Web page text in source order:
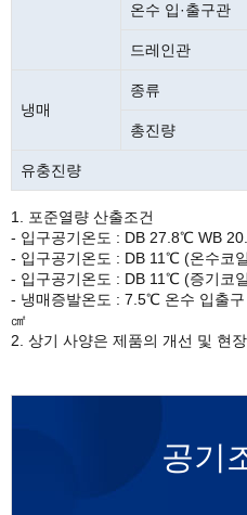
온수 입·출구관
드레인관
냉매
종류
총진량
유충진량
1. 포준열량 산출조건
- 입구공기온도 : DB 27.8℃ WB
- 입구공기온도 : DB 11℃ (온수코
- 입구공기온도 : DB 11℃ (증기코
- 냉매증발온도 : 7.5℃ 온수 입출
㎠
2. 상기 사양은 제품의 개선 및 현
공기